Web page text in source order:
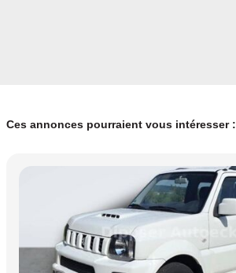
Ces annonces pourraient vous intéresser :